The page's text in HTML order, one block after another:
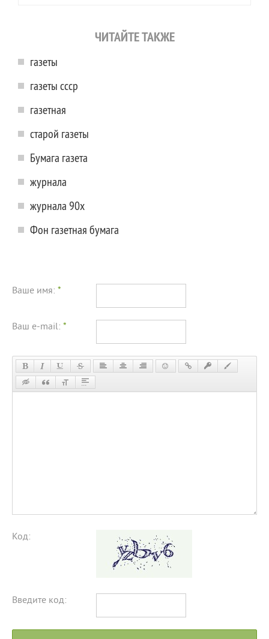
ЧИТАЙТЕ ТАКЖЕ
газеты
газеты ссср
газетная
старой газеты
Бумага газета
журнала
журнала 90х
Фон газетная бумага
Ваше имя: *
Ваш e-mail: *
Код:
Введите код: